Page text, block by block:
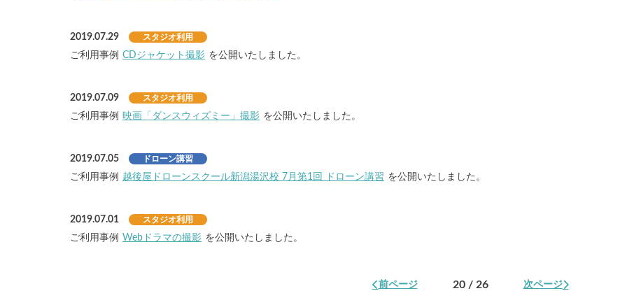
2019.07.29 スタジオ利用
ご利用事例 CDジャケット撮影 を公開いたしました。
2019.07.09 スタジオ利用
ご利用事例 映画「ダンスウィズミー」撮影 を公開いたしました。
2019.07.05 ドローン講習
ご利用事例 越後屋ドローンスクール新潟湯沢校 7月第1回 ドローン講習 を公開いたしました。
2019.07.01 スタジオ利用
ご利用事例 Webドラマの撮影 を公開いたしました。
前ページ 20 / 26 次ページ